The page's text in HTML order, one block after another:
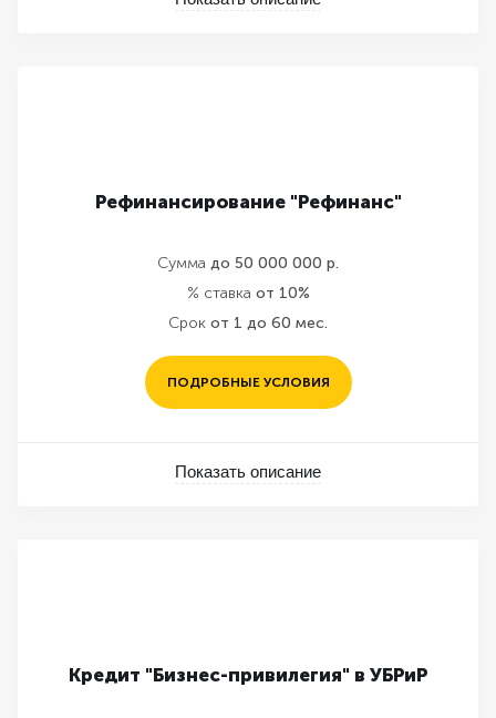
Рефинансирование "Рефинанс"
Сумма до 50 000 000 р.
% ставка от 10%
Срок от 1 до 60 мес.
ПОДРОБНЫЕ УСЛОВИЯ
Показать описание
Кредит "Бизнес-привилегия" в УБРиР